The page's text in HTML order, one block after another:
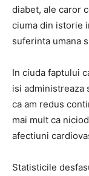
diabet, ale caror
ciuma din istorie
suferinta umana
In ciuda faptului
isi administreaza
ca am redus
mai mult ca
afectiuni
Statisticile